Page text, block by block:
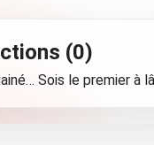
(0)
Sois le premier à